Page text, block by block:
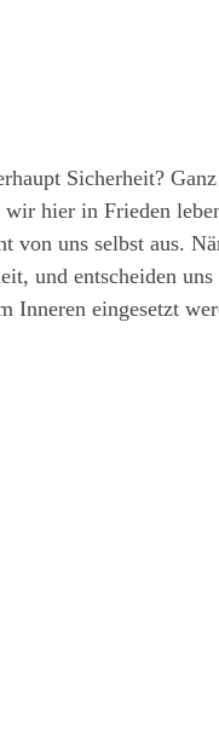
Sicherheit? Ganz
wir hier in Frieden
von uns selbst aus.
und entscheiden
Inneren eingesetzt